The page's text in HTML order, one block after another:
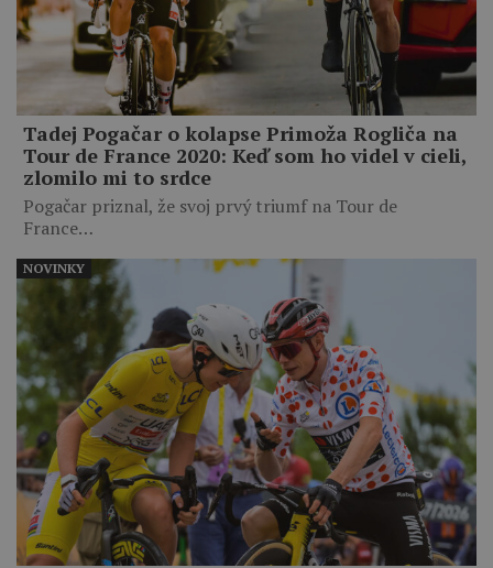
Tadej Pogačar o kolapse Primoža Rogliča na
Tour de France 2020: Keď som ho videl v cieli,
zlomilo mi to srdce
Pogačar priznal, že svoj prvý triumf na Tour de
France…
NOVINKY